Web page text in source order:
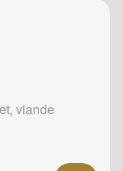
viande